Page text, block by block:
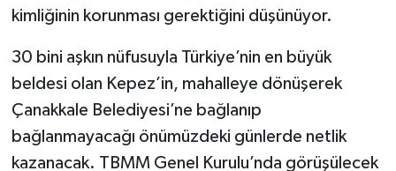
kimliğinin korunması gerektiğini düşünüyor.
30 bini aşkın nüfusuyla Türkiye’nin en büyük
beldesi olan Kepez’in, mahalleye dönüşerek
Çanakkale Belediyesi’ne bağlanıp
bağlanmayacağı önümüzdeki günlerde netlik
kazanacak. TBMM Genel Kurulu’nda görüşülecek